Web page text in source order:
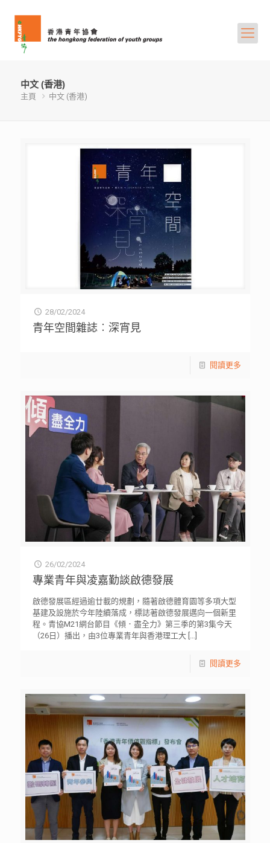
中文 (香港)
主頁 中文 (香港)
28/02/2024
青年空間雜誌︰深宵見
閱讀更多
26/02/2024
專業青年與凌嘉勤談啟德發展
啟德發展區經過逾廿載的規劃，隨著啟德體育園等多項大型
基建及設施於今年陸續落成，標誌著啟德發展邁向一個新里
程。青協M21網台節目《傾．盡全力》第三季的第3集今天
（26日）播出，由3位專業青年與香港理工大[…]
閱讀更多